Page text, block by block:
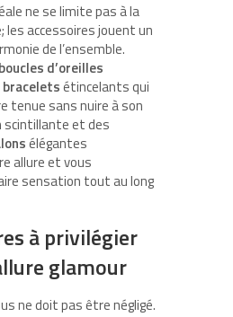
ne se limite pas à la
les accessoires jouent un
de l’ensemble.
boucles d’oreilles
braceletsétincelants qui
tenue sans nuire à son
scintillante et des
élégantes
allure et vous
sensation tout au long
à privilégier
glamour
ne doit pas être négligé.